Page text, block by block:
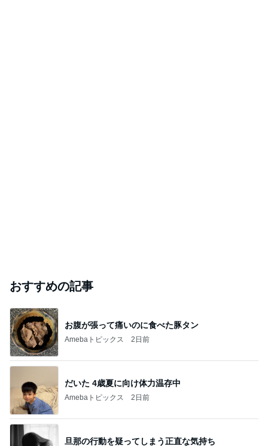
おすすめの記事
お腹が張って痛いのに食べた豚タン
Amebaトピックス 2日前
だいた 4歳夏に向け体力温存中
Amebaトピックス 2日前
旦那の行動を疑ってしまう正直な気持ち